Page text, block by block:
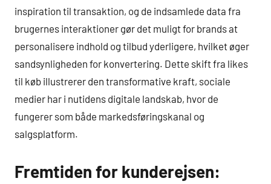
inspiration til transaktion, og de indsamlede data fra
brugernes interaktioner gør det muligt for brands at
personalisere indhold og tilbud yderligere, hvilket øger
sandsynligheden for konvertering. Dette skift fra likes
til køb illustrerer den transformative kraft, sociale
medier har i nutidens digitale landskab, hvor de
fungerer som både markedsføringskanal og
salgsplatform.
Fremtiden for kunderejsen: